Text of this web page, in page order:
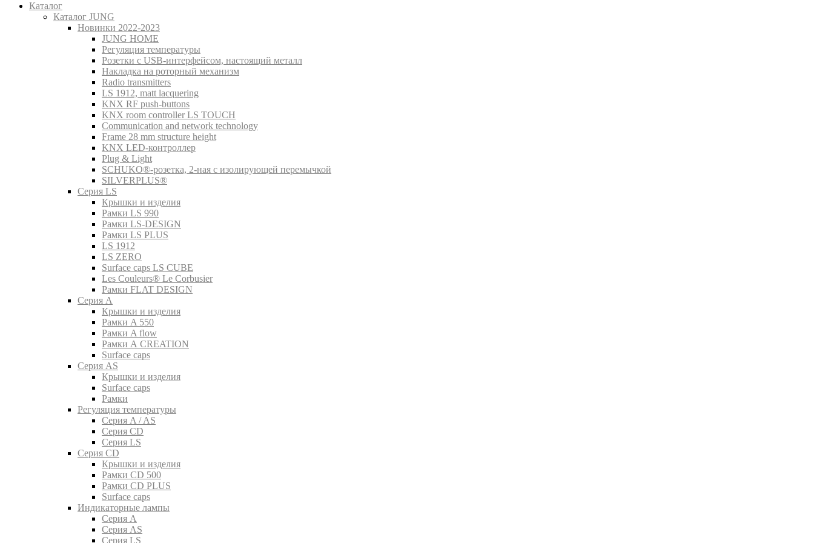
Каталог
Каталог JUNG
Новинки 2022-2023
JUNG HOME
Регуляция температуры
Розетки с USB-интерфейсом, настоящий металл
Накладка на роторный механизм
Radio transmitters
LS 1912, matt lacquering
KNX RF push-buttons
KNX room controller LS TOUCH
Communication and network technology
Frame 28 mm structure height
KNX LED-контроллер
Plug & Light
SCHUKO®-розетка, 2-ная с изолирующей перемычкой
SILVERPLUS®
Серия LS
Крышки и изделия
Рамки LS 990
Рамки LS-DESIGN
Рамки LS PLUS
LS 1912
LS ZERO
Surface caps LS CUBE
Les Couleurs® Le Corbusier
Рамки FLAT DESIGN
Серия A
Крышки и изделия
Рамки A 550
Рамки A flow
Рамки A CREATION
Surface caps
Серия AS
Крышки и изделия
Surface caps
Рамки
Регуляция температуры
Серия A / AS
Серия CD
Серия LS
Серия CD
Крышки и изделия
Рамки CD 500
Рамки CD PLUS
Surface caps
Индикаторные лампы
Серия A
Серия AS
Серия LS